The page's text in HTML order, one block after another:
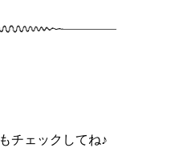
もチェックしてね♪